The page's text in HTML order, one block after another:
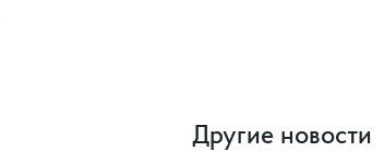
Другие новости